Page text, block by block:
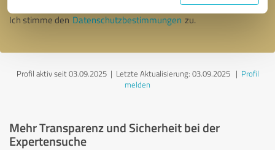
Ich stimme den Datenschutzbestimmungen zu.
Profil aktiv seit 03.09.2025 | Letzte Aktualisierung: 03.09.2025| Profil
melden
Mehr Transparenz und Sicherheit bei der
Expertensuche